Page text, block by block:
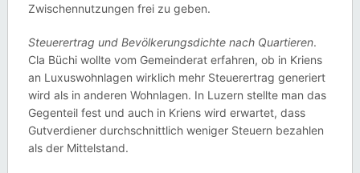
Zwischennutzungen frei zu geben.
Steuerertrag und Bevölkerungsdichte nach Quartieren.
Cla Büchi wollte vom Gemeinderat erfahren, ob in Kriens
an Luxuswohnlagen wirklich mehr Steuerertrag generiert
wird als in anderen Wohnlagen. In Luzern stellte man das
Gegenteil fest und auch in Kriens wird erwartet, dass
Gutverdiener durchschnittlich weniger Steuern bezahlen
als der Mittelstand.